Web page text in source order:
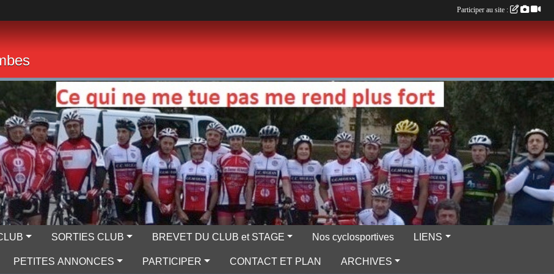
SORTIES CLUB BREVET DU CLUB et STAGE Nos cyclosportives LIENS
PETITES ANNONCES PARTICIPER CONTACT ET PLAN ARCHIVES
Participer au site :